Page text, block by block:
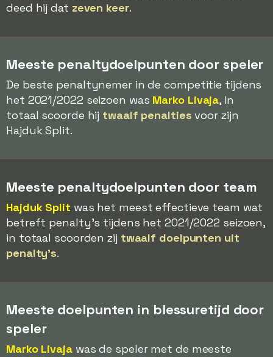
deed hij dat zeven keer.
Meeste penaltydoelpunten door speler
De beste penaltynemer in de competitie tijdens
het 2021/2022 seizoen was Marko Livaja, in
totaal scoorde hij twaalf penalties voor zijn
Hajduk Split.
Meeste penaltydoelpunten door team
Hajduk Split was het meest effectieve team wat
betreft penalty's tijdens het 2021/2022 seizoen,
in totaal scoorden zij twaalf doelpunten uit
penalty's.
Meeste doelpunten in blessuretijd door
speler
Marko Livajawas de speler met de meeste